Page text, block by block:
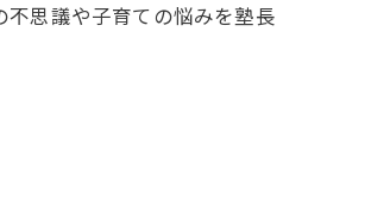
思議や子育ての悩みを塾長